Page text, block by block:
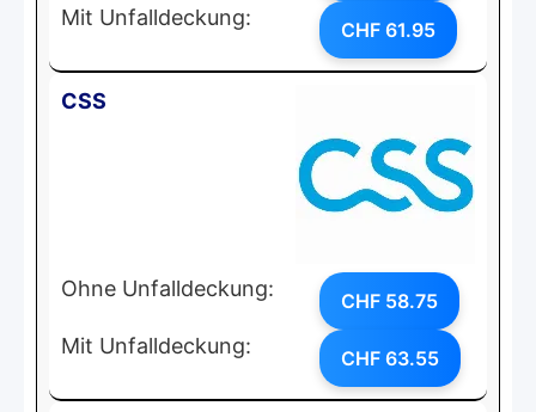
Mit Unfalldeckung: CHF 61.95
CSS
Ohne Unfalldeckung: CHF 58.75
Mit Unfalldeckung: CHF 63.55